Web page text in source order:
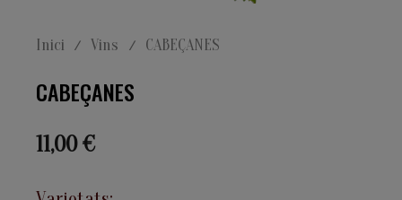
Inici Vins CABEÇANES
CABEÇANES
11,00 €